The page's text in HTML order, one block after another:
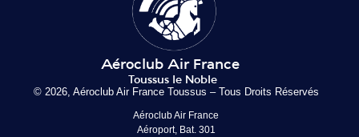
© 2026, Aéroclub Air France Toussus – Tous Droits Réservés
Aéroclub Air France
Aéroport, Bat. 301